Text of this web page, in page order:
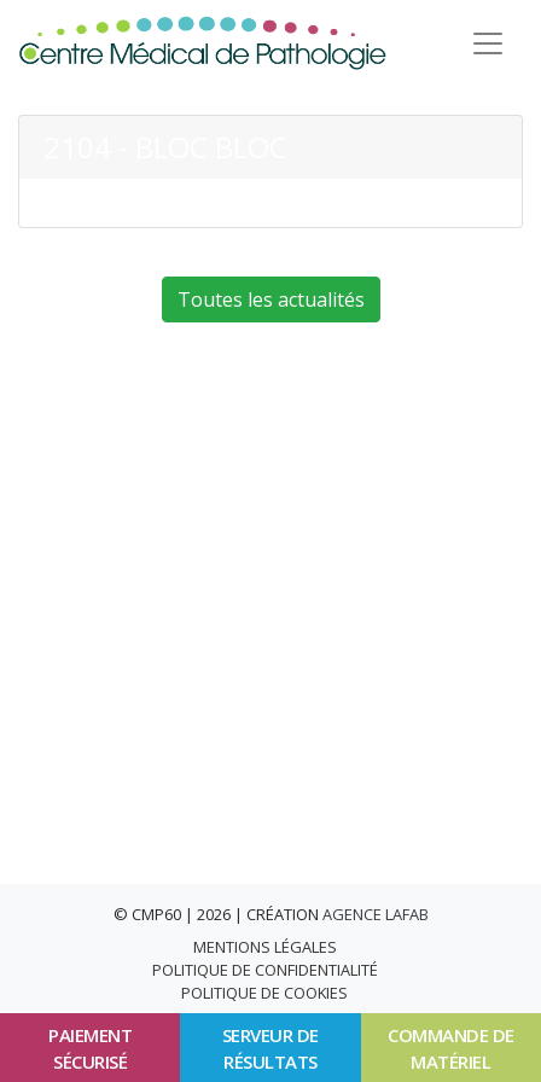
PAIEMENT
SÉCURISÉ
SERVEUR DE
RÉSULTATS
COMMANDE DE
MATÉRIEL
Toutes les actualités
© CMP60 | 2026 | CRÉATION AGENCE LAFAB
MENTIONS LÉGALES
POLITIQUE DE CONFIDENTIALITÉ
POLITIQUE DE COOKIES